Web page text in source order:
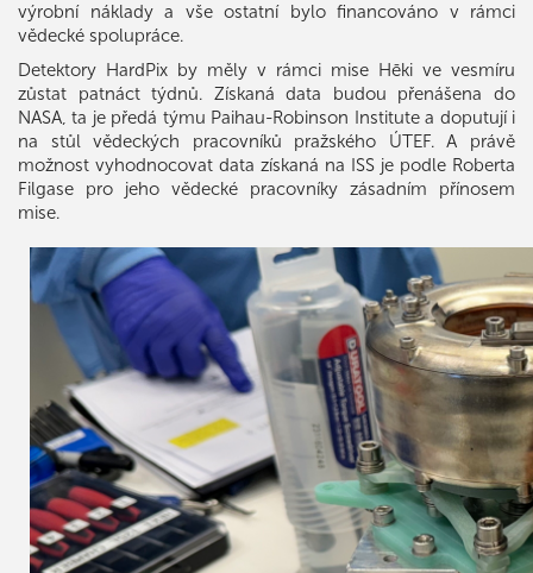
výrobní náklady a vše ostatní bylo financováno v rámci
vědecké spolupráce.
Detektory HardPix by měly v rámci mise Hēki ve vesmíru
zůstat patnáct týdnů. Získaná data budou přenášena do
NASA, ta je předá týmu Paihau-Robinson Institute a doputují i
na stůl vědeckých pracovníků pražského ÚTEF. A právě
možnost vyhodnocovat data získaná na ISS je podle Roberta
Filgase pro jeho vědecké pracovníky zásadním přínosem
mise.